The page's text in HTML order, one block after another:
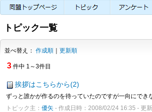
トピック一覧
並べ替え： 作成順 更新順
3 件中 1～3件目
挨拶はこちらから(2)
ずっと誰かが作るのを待っていたのですが一向にで
トピック主： 優矢 - 作成日時：2008/02/24 16:35 - 更